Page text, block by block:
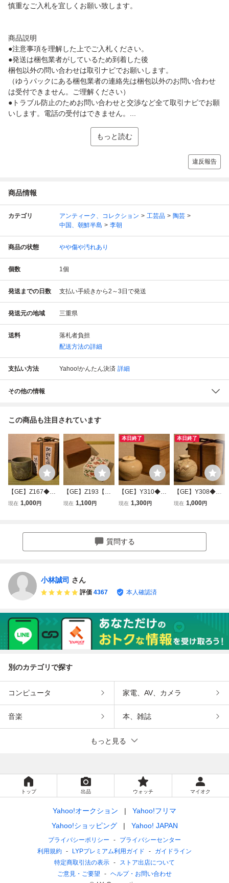
慎重なご入札を宜しくお願い致します。
商品説明
●注意事項を理解した上でご入札ください。
●発送は梱包業者がしているため到着した後
梱包以外の問い合わせは取引ナビでお願いします。
（ゆうパックにある梱包業者の連絡先は梱包以外のお問い合わせ
は受付できません。ご理解ください）
●トラブル防止のためお問い合わせと交渉など全て取引ナビでお願
いします。電話の受付はできません。...
もっと読む
違反報告
商品情報
カテゴリ アンティーク、コレクション 工芸品
陶芸
中国、朝鮮半島
李朝
商品の状態 やや傷や汚れあり
個数 1個
発送までの日数 支払い手続きから2～3日で発送
発送元の地域 三重県
送料
落札者負担
配送方法の詳細
支払い方法 Yahoo!かんたん決済 詳細
その他の情報
この商品も注目されています
【GE】Z167◆李
朝・高麗コレクタ
現在 1,000円
【GE】Z193【コ
レクター所蔵品】
香道具 盒子 蓋物
骨董品 時代品 美
現在 1,100円
本日終了
【GE】Y310◆李
朝・高麗コレクタ
国 茶道具 茶器 骨
董品 時代品 美術
現在 1,300円
本日終了
【GE】Y308◆李
朝・高麗コレクタ
現在 1,000円
質問する
小林誠司 さん
評価 4367 本人確認済
別のカテゴリで探す
コンピュータ 家電、AV、カメラ
音楽 本、雑誌
もっと見る
トップ 出品 ウォッチ マイオク
Yahoo!オークション
Yahoo!フリマ
Yahoo!ショッピング
Yahoo! JAPAN
プライバシーポリシー
プライバシーセンター
利用規約
LYPプレミアム利用ガイド
ガイドライン
特定商取引法の表示
ストア出店について
ご意見・ご要望
ヘルプ・お問い合わせ